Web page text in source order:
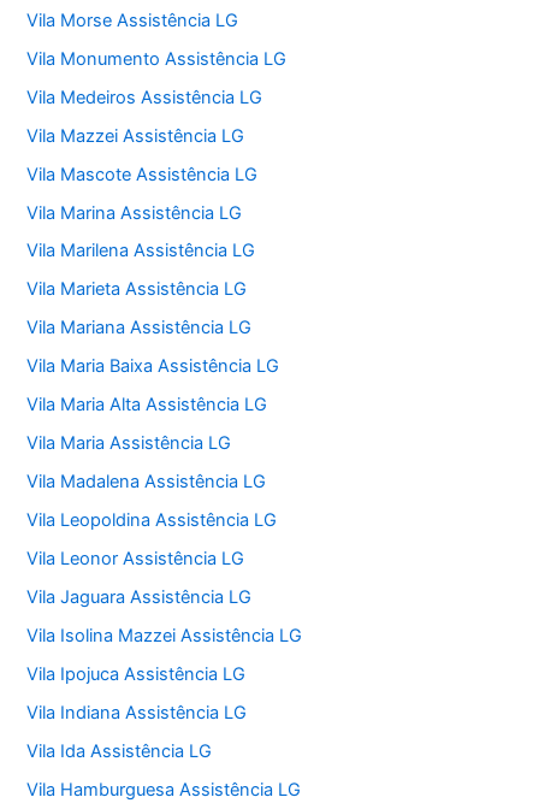
Vila Morse Assistência LG
Vila Monumento Assistência LG
Vila Medeiros Assistência LG
Vila Mazzei Assistência LG
Vila Mascote Assistência LG
Vila Marina Assistência LG
Vila Marilena Assistência LG
Vila Marieta Assistência LG
Vila Mariana Assistência LG
Vila Maria Baixa Assistência LG
Vila Maria Alta Assistência LG
Vila Maria Assistência LG
Vila Madalena Assistência LG
Vila Leopoldina Assistência LG
Vila Leonor Assistência LG
Vila Jaguara Assistência LG
Vila Isolina Mazzei Assistência LG
Vila Ipojuca Assistência LG
Vila Indiana Assistência LG
Vila Ida Assistência LG
Vila Hamburguesa Assistência LG